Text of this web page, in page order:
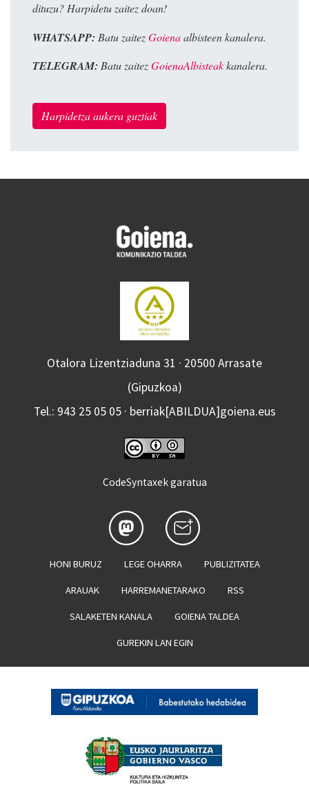
dituzu? Harpidetu zaitez doan!
WHATSAPP: Batu zaitezGoienaalbisteen kanalera.
TELEGRAM: Batu zaitezGoienaAlbisteakkanalera.
Harpidetza aukera guztiak
Otalora Lizentziaduna 31 · 20500 Arrasate
(Gipuzkoa)
Tel.: 943 25 05 05 · berriak[ABILDUA]goiena.eus
CodeSyntaxek garatua
HONI BURUZ LEGE OHARRA PUBLIZITATEA
ARAUAK HARREMANETARAKO RSS
SALAKETEN KANALA GOIENA TALDEA
GUREKIN LAN EGIN